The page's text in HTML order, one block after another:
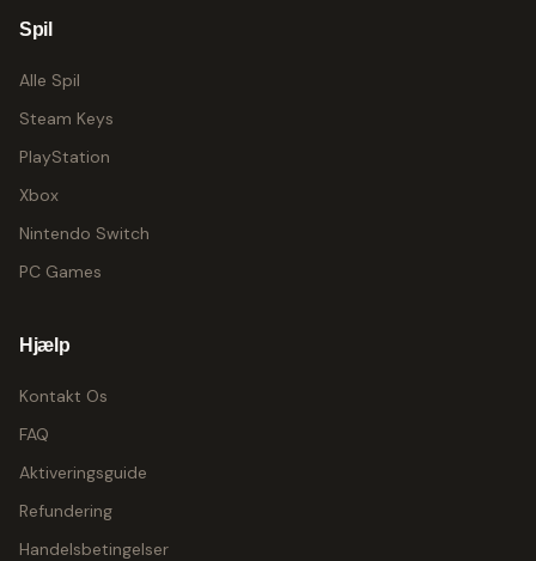
Spil
Alle Spil
Steam Keys
PlayStation
Xbox
Nintendo Switch
PC Games
Hjælp
Kontakt Os
FAQ
Aktiveringsguide
Refundering
Handelsbetingelser